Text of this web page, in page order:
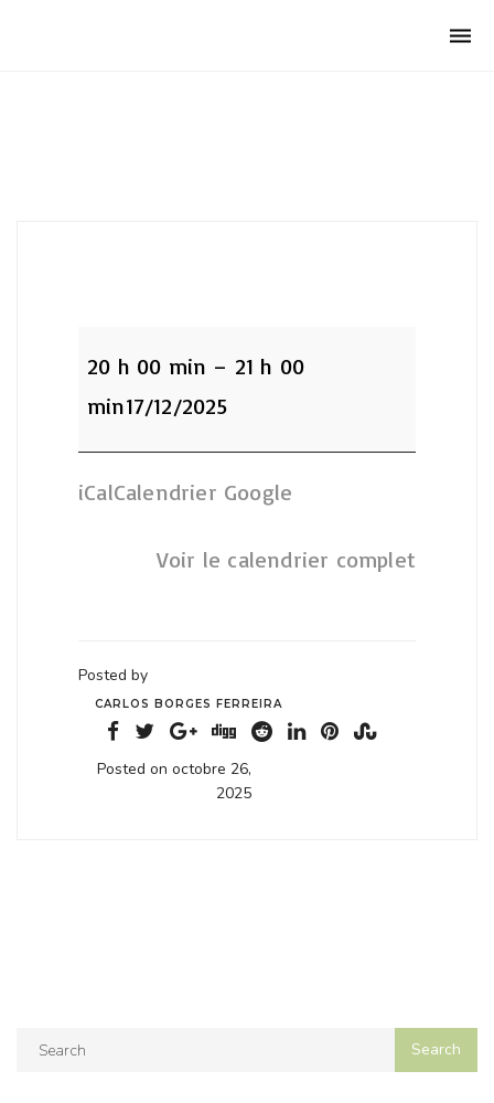
Pn1
Pn2
20 h 00 min – 21 h 00
min17/12/2025
iCalCalendrier Google
Voir le calendrier complet
Posted by
CARLOS BORGES FERREIRA
Posted on octobre 26,
2025